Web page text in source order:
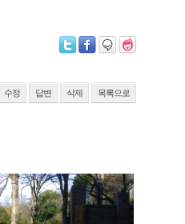
수정 답변 삭제 목록으로